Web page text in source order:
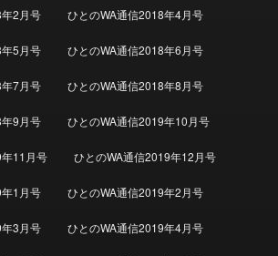
2月号 ひとのWA通信2018年4月号
5月号 ひとのWA通信2018年6月号
7月号 ひとのWA通信2018年8月号
9月号 ひとのWA通信2019年10月号
11月号 ひとのWA通信2019年12月号
1月号 ひとのWA通信2019年2月号
3月号 ひとのWA通信2019年4月号